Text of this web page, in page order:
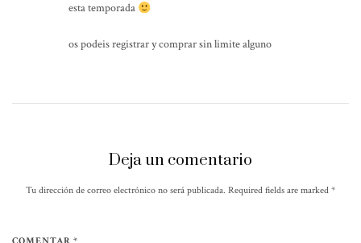
esta temporada
os podeis registrar y comprar sin limite alguno
Deja un comentario
Tu dirección de correo electrónico no será publicada. Required fields are marked *